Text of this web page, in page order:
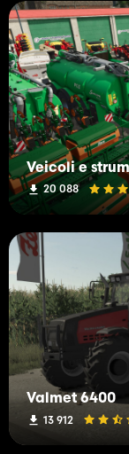
Veicoli e
20 088
Valmet 6400
13 912